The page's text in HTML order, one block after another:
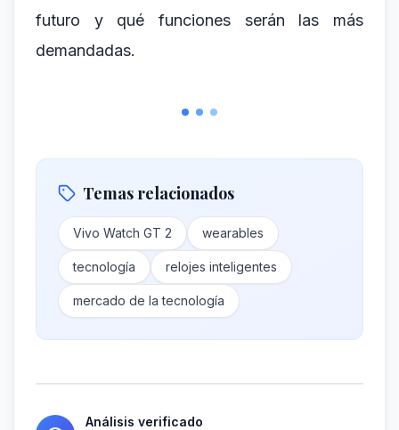
futuro y qué funciones serán las más
demandadas.
Temas relacionados
Vivo Watch GT 2 wearables
tecnología relojes inteligentes
mercado de la tecnología
Análisis verificado